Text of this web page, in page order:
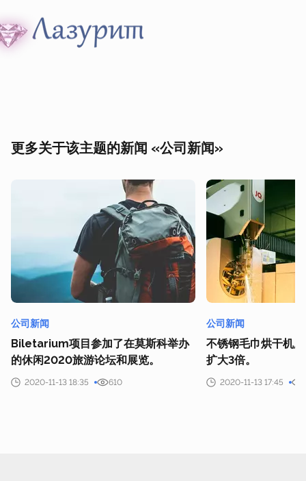
更多关于该主题的新闻 «公司新闻»
公司新闻
Biletarium项目参加了在莫斯科举办
的休闲2020旅游论坛和展览。
2020-11-13 18:35 610
公司新闻
不锈钢毛巾烘干机
扩大3倍。
2020-11-13 17:45